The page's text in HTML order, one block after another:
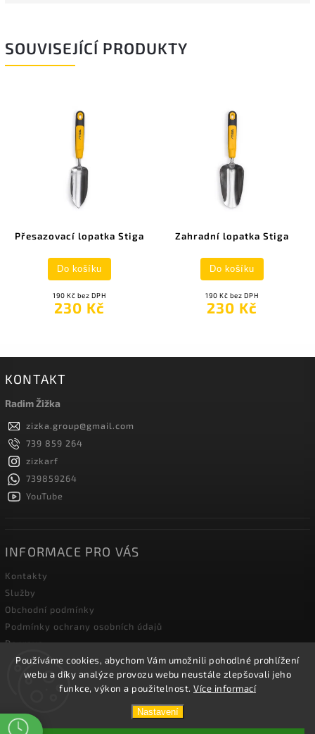
Používáme cookies, abychom Vám umožnili pohodlné prohlížení
webu a díky analýze provozu webu neustále zlepšovali jeho
funkce, výkon a použitelnost. Více informací
Nastavení
SOUVISEJÍCÍ PRODUKTY
Přesazovací lopatka Stiga
190 Kč bez DPH
230 Kč
Do košíku
Zahradní lopatka Stiga
190 Kč bez DPH
230 Kč
Do košíku
KONTAKT
Radim Žižka
zizka.group@gmail.com
739 859 264
zizkarf
739859264
YouTube
INFORMACE PRO VÁS
Kontakty
Služby
Obchodní podmínky
Podmínky ochrany osobních údajů
Doprava
Blog zahradní techniky
Žižka R&F s.r.o.. Všechna práva vyhrazena.
Shoptet